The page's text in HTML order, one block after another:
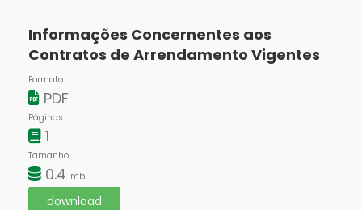
Informações Concernentes aos
Contratos de Arrendamento Vigentes
Formato
PDF
Páginas
1
Tamanho
0.4 mb
download